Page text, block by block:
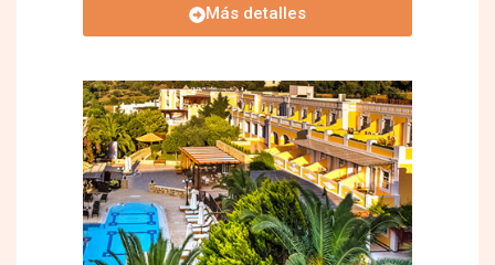
Más detalles